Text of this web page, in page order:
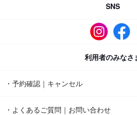
SNS
利用者のみなさ
・予約確認｜キャンセル
・よくあるご質問｜お問い合わせ